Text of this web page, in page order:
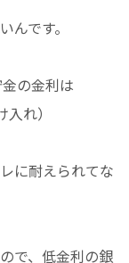
んです。
の金利は
れ）
に耐えられてな
で、低金利の銀